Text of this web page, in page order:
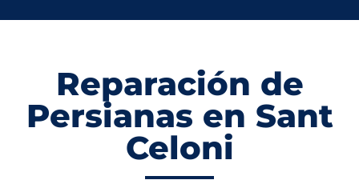
Reparación de
Persianas en Sant
Celoni